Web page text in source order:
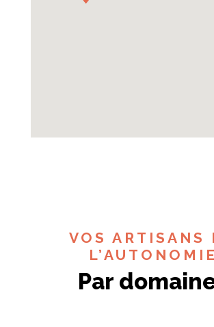
VOS ARTISANS
L’AUTONOMIE
Par